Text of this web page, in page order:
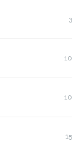
3
10
10
15